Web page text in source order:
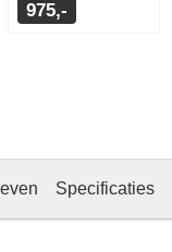
975,-
Specificaties